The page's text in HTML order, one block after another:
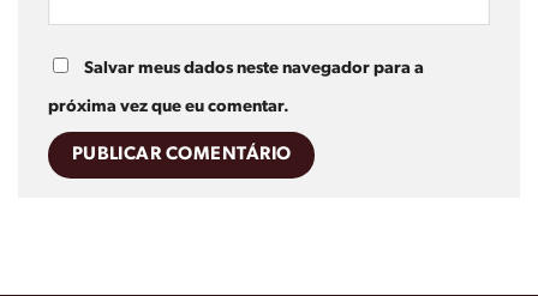
Salvar meus dados neste navegador para a
próxima vez que eu comentar.